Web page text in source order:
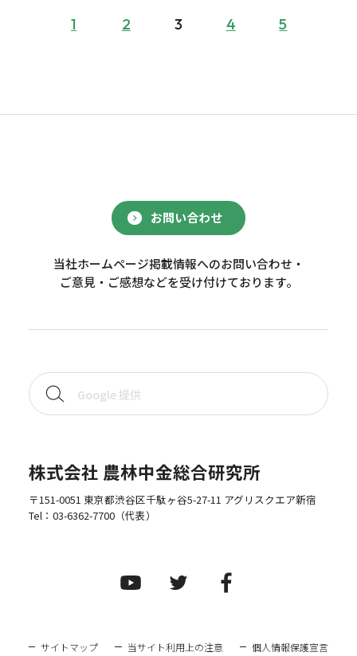
1 2 3 4 5
お問い合わせ
当社ホームページ掲載情報へのお問い合わせ・
ご意見・ご感想などを受け付けております。
株式会社 農林中金総合研究所
〒151-0051 東京都渋谷区千駄ヶ谷5-27-11 アグリスクエア新宿
Tel： 03-6362-7700（代表）
サイトマップ 当サイト利用上の注意 個人情報保護宣言